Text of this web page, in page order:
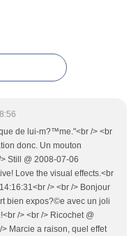
de lui-m?™me."<br /> <br
donc. Un mouton
Still @ 2008-07-06
Love the visual effects.<br
/> <br /> Bonjour
bien expos?©e avec un joli
/> <br /> Ricochet @
Marcie a raison, quel effet